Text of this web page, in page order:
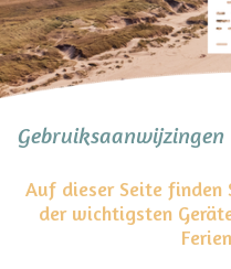
Gebruiksaanwijzingen
Auf dieser Seite finden
der wichtigsten